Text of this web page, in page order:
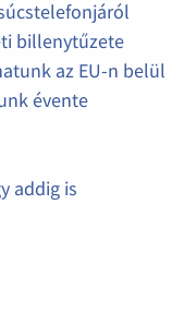
billenytűzete
az EU-n belül
évente
addig is